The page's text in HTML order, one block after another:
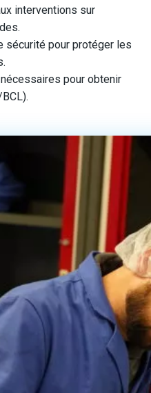
interventions sur
sécurité pour protéger les
pour obtenir